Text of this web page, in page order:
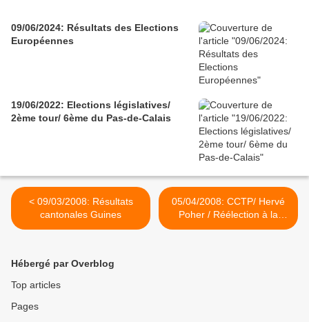
09/06/2024: Résultats des Elections
Européennes
19/06/2022: Elections législatives/
2ème tour/ 6ème du Pas-de-Calais
< 09/03/2008: Résultats
cantonales Guines
05/04/2008: CCTP/ Hervé
Poher / Réélection à la
présidence de la CCTP >
Hébergé par Overblog
Top articles
Pages